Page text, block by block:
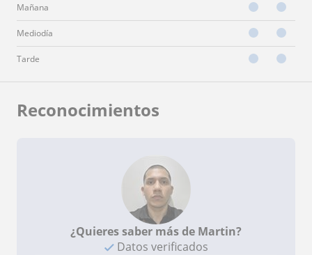
Mañana
Mediodía
Tarde
Reconocimientos
¿Quieres saber más de Martin?
Datos verificados